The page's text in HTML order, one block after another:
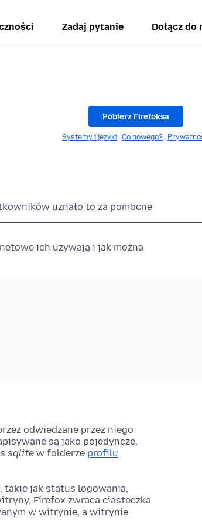
Zadaj pytanie Dołącz do
Pobierz Firefoksa
Systemy i języki Co nowego?
uznało to za pomocne
ich używają i jak można
odwiedzane przez niego
są jako pojedyncze,
w folderze profilu
takie jak status logowania,
Firefox zwraca ciasteczka
w witrynie, a witrynie